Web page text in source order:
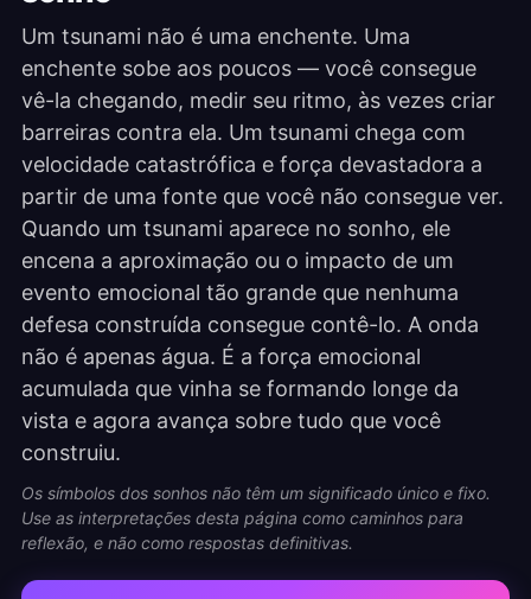
Um tsunami não é uma enchente. Uma
enchente sobe aos poucos — você consegue
vê-la chegando, medir seu ritmo, às vezes criar
barreiras contra ela. Um tsunami chega com
velocidade catastrófica e força devastadora a
partir de uma fonte que você não consegue ver.
Quando um tsunami aparece no sonho, ele
encena a aproximação ou o impacto de um
evento emocional tão grande que nenhuma
defesa construída consegue contê-lo. A onda
não é apenas água. É a força emocional
acumulada que vinha se formando longe da
vista e agora avança sobre tudo que você
construiu.
Os símbolos dos sonhos não têm um significado único e fixo.
Use as interpretações desta página como caminhos para
reflexão, e não como respostas definitivas.